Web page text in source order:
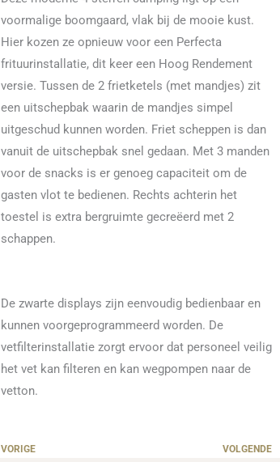
voormalige boomgaard, vlak bij de mooie kust.
Hier kozen ze opnieuw voor een Perfecta
frituurinstallatie, dit keer een Hoog Rendement
versie. Tussen de 2 frietketels (met mandjes) zit
een uitschepbak waarin de mandjes simpel
uitgeschud kunnen worden. Friet scheppen is dan
vanuit de uitschepbak snel gedaan. Met 3 manden
voor de snacks is er genoeg capaciteit om de
gasten vlot te bedienen. Rechts achterin het
toestel is extra bergruimte gecreëerd met 2
schappen.
De zwarte displays zijn eenvoudig bedienbaar en
kunnen voorgeprogrammeerd worden. De
vetfilterinstallatie zorgt ervoor dat personeel veilig
het vet kan filteren en kan wegpompen naar de
vetton.
VORIGE VOLGENDE